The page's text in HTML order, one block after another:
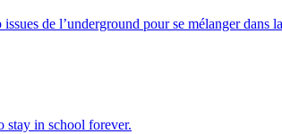
de l’underground pour se mélanger
stay in school forever.